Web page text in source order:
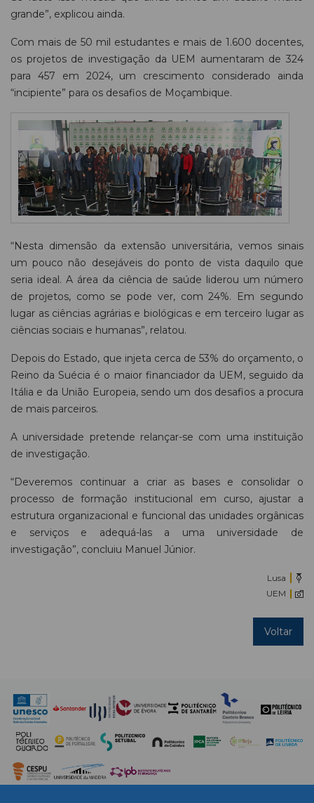
grande”, explicou ainda.
Com mais de 50 mil estudantes e mais de 1.600 docentes,
os projetos de investigação da UEM aumentaram de 324
para 457 em 2024, um crescimento considerado ainda
“incipiente” para os desafios de Moçambique.
“Nesta dimensão da extensão universitária, vemos sinais
um pouco não desejáveis do ponto de vista daquilo que
seria ideal. A área da ciência de saúde liderou um número
de projetos, como se pode ver, com 24%. Em segundo
lugar as ciências agrárias e biológicas e em terceiro lugar as
ciências sociais e humanas”, relatou.
Depois do Estado, que injeta cerca de 53% do orçamento, o
Reino da Suécia é o maior financiador da UEM, seguido da
Itália e da União Europeia, sendo um dos desafios a procura
de mais parceiros.
A universidade pretende relançar-se com uma instituição
de investigação.
“Deveremos continuar a criar as bases e consolidar o
processo de formação institucional em curso, ajustar a
estrutura organizacional e funcional das unidades orgânicas
e serviços e adequá-las a uma universidade de
investigação”, concluiu Manuel Júnior.
Lusa
UEM
Voltar